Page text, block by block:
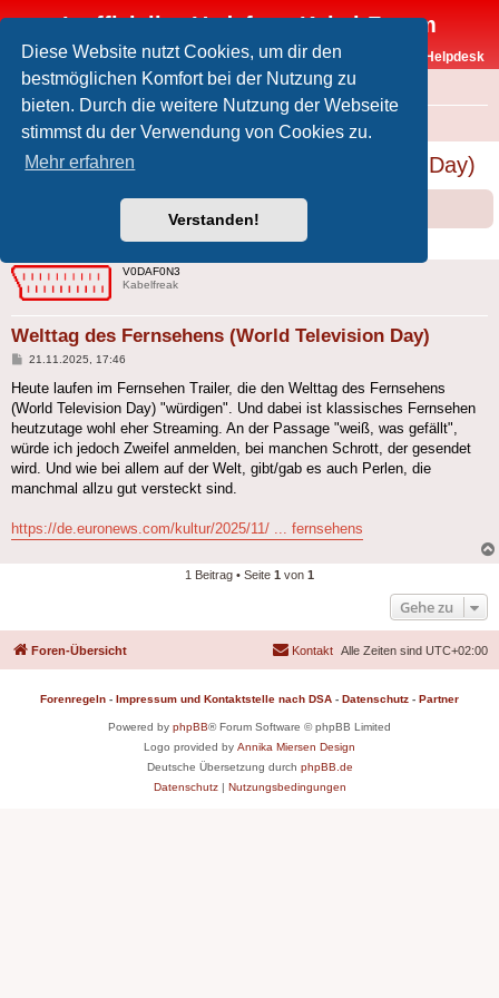
Diese Website nutzt Cookies, um dir den
bestmöglichen Komfort bei der Nutzung zu
bieten. Durch die weitere Nutzung der Webseite
stimmst du der Verwendung von Cookies zu.
Mehr erfahren
Verstanden!
Inoffizielles Vodafone-Kabel-Forum
Vodafone-Kabel-Helpdesk
FAQ
Foren-Übersicht Offtopic
Welttag des Fernsehens (World Television Day)
1 Beitrag • Seite1von
V0DAF0N3
Kabelfreak
Welttag des Fernsehens (World Television Day)
Beitrag
21.11.2025, 17:46
Heute laufen im Fernsehen Trailer, die den Welttag des Fernsehens
(World Television Day) "würdigen". Und dabei ist klassisches Fernsehen
heutzutage wohl eher Streaming. An der Passage "weiß, was gefällt",
würde ich jedoch Zweifel anmelden, bei manchen Schrott, der gesendet
wird. Und wie bei allem auf der Welt, gibt/gab es auch Perlen, die
manchmal allzu gut versteckt sind.
https://de.euronews.com/kultur/2025/11/ ... fernsehens
1 Beitrag • Seite 1 von 1
Gehe zu
Foren-Übersicht Alle Zeiten sind UTC+02:00
Kontakt
Forenregeln - Impressum und Kontaktstelle nach DSA - Datenschutz - Partner
Powered by phpBB® Forum Software © phpBB Limited
Logo provided by Annika Miersen Design
Deutsche Übersetzung durch phpBB.de
Datenschutz| Nutzungsbedingungen